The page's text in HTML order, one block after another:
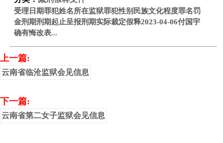
受理日期罪犯姓名所在监狱罪犯性别民族文化程度罪名罚
金刑期刑期起止呈报刑期实际裁定假释2023-04-06付国宇
确有悔改表...
上一篇:
云南省临沧监狱会见信息
下一篇:
云南省第二女子监狱会见信息